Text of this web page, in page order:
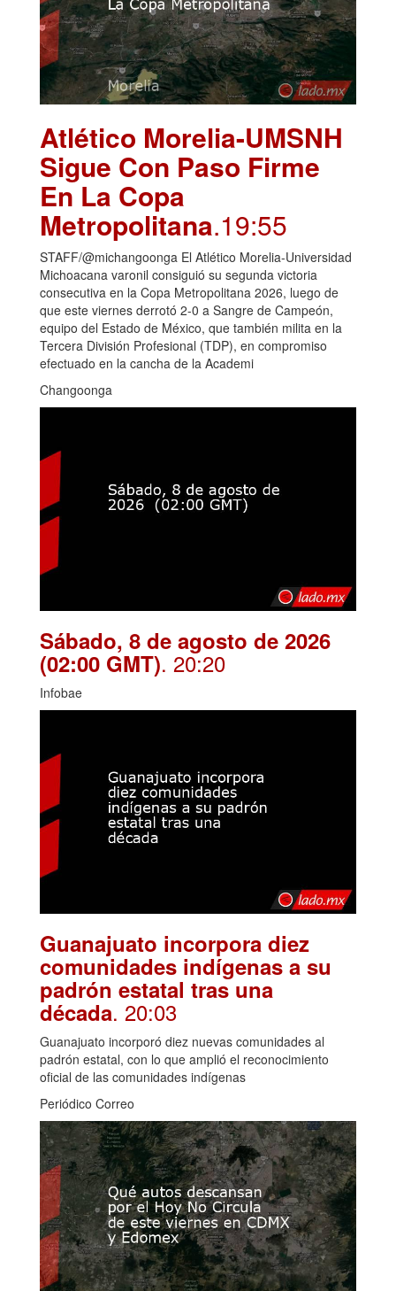
Atlético Morelia-UMSNH
Sigue Con Paso Firme
En La Copa
Metropolitana.19:55
STAFF/@michangoonga El Atlético Morelia-Universidad
Michoacana varonil consiguió su segunda victoria
consecutiva en la Copa Metropolitana 2026, luego de
que este viernes derrotó 2-0 a Sangre de Campeón,
equipo del Estado de México, que también milita en la
Tercera División Profesional (TDP), en compromiso
efectuado en la cancha de la Academi
Changoonga
Sábado, 8 de agosto de 2026
(02:00 GMT). 20:20
Infobae
Guanajuato incorpora diez
comunidades indígenas a su
padrón estatal tras una
década. 20:03
Guanajuato incorporó diez nuevas comunidades al
padrón estatal, con lo que amplió el reconocimiento
oficial de las comunidades indígenas
Periódico Correo